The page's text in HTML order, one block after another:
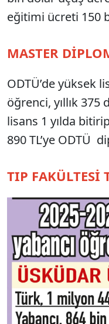
eğitimi ücreti 150
MASTER
ODTÜ’de yüksek
öğrenci, yıllık 375
lisans 1 yılda
890 TL’ye ODTÜ
TIP FAKÜLTESİ